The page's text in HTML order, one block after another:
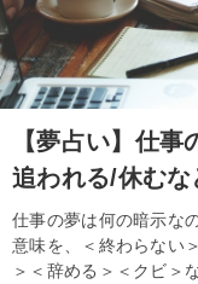
【夢占い】仕
追われる/休むな
仕事の夢は何の暗示な
意味を、＜終わらない
＞＜辞める＞＜クビ＞